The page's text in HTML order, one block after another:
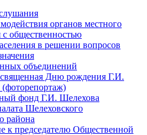
органов местного
с общественностью
в решении вопросов
объединений
Дню рождения Г.И.
фонд Г.И. Шелехова
Шелеховского
района
к председателю Общественной